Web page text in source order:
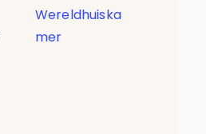
Wereldhuiska
mer